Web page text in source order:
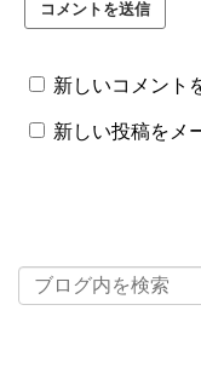
新しいコメント
新しい投稿をメ